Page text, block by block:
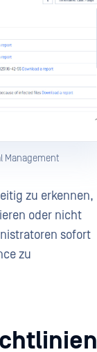
Management
zu erkennen,
oder nicht
sofort
zu